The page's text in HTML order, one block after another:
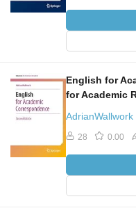
English for
for Academic
AdrianWallwork
28 0.00